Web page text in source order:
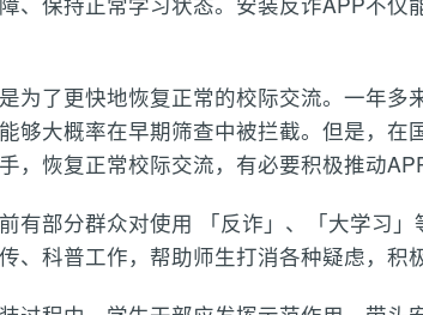
为了更快地恢复正常的校际交流。一年多
够大概率在早期筛查中被拦截。但是，在
，恢复正常校际交流，有必要积极推动
有部分群众对使用 「反诈」、「大学习」
、科普工作，帮助师生打消各种疑虑，积